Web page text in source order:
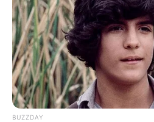
BUZZDAY